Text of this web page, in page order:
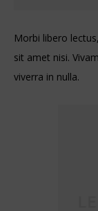
Morbi libero
sit amet nisi.
viverra in nulla.